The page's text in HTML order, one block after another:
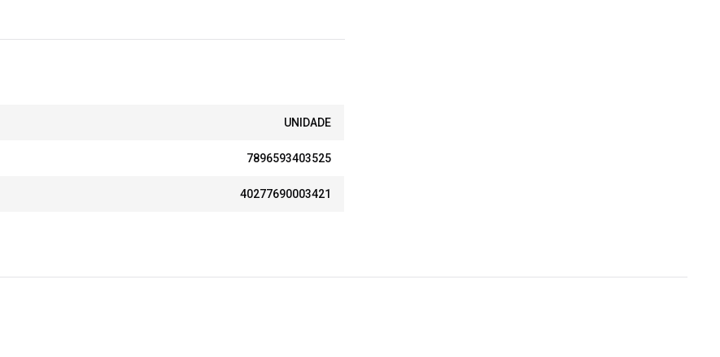
UNIDADE
7896593403525
40277690003421